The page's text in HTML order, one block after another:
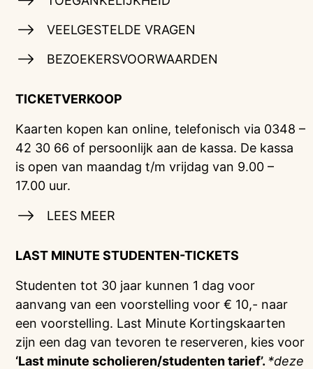
VEELGESTELDE VRAGEN
BEZOEKERSVOORWAARDEN
TICKETVERKOOP
Kaarten kopen kan online, telefonisch via 0348 –
42 30 66 of persoonlijk aan de kassa. De kassa
is open van maandag t/m vrijdag van 9.00 –
17.00 uur.
LEES MEER
LAST MINUTE STUDENTEN-TICKETS
Studenten tot 30 jaar kunnen 1 dag voor
aanvang van een voorstelling voor € 10,- naar
een voorstelling. Last Minute Kortingskaarten
zijn een dag van tevoren te reserveren, kies voor
‘Last minute scholieren/studenten tarief’. *deze